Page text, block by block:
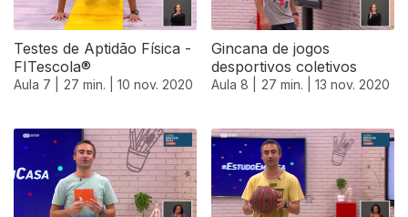
Testes de Aptidão Física -
FITescola®
Aula 7 | 27 min. | 10 nov. 2020
Gincana de jogos
desportivos coletivos
Aula 8 | 27 min. | 13 nov. 2020